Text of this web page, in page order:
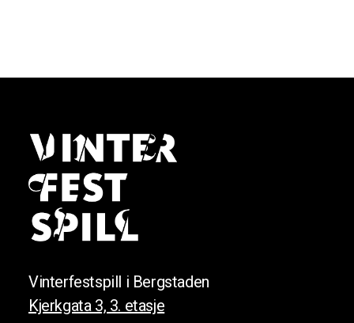
Vinterfestspill i Bergstaden
Kjerkgata 3, 3. etasje